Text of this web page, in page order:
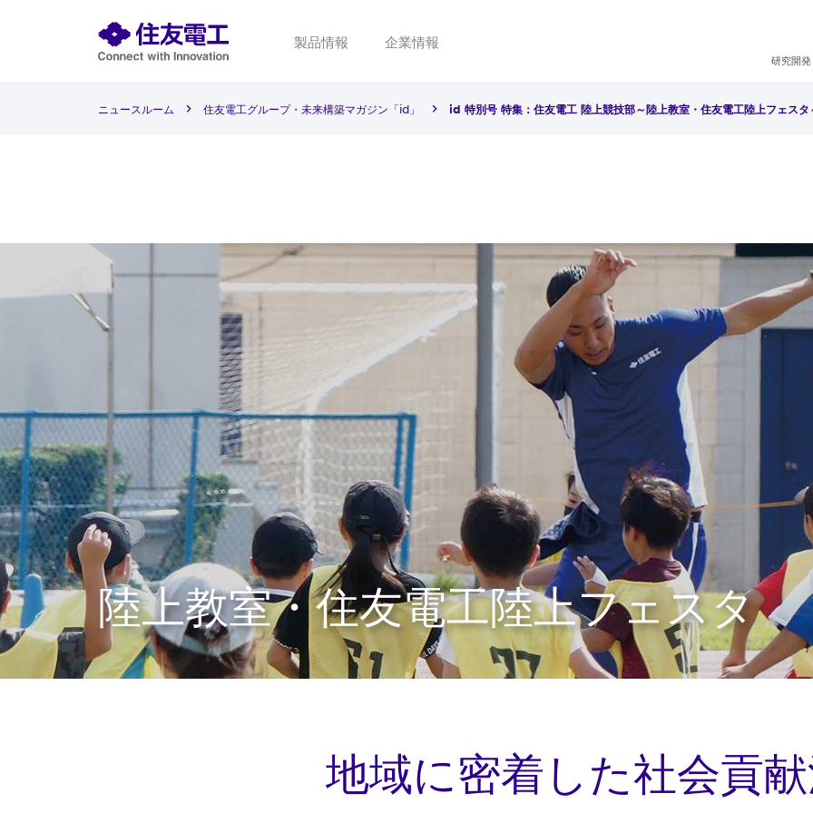
製品情報 企業情報
研究開発
ニュースルーム 住友電工グループ・未来構築マガジン「id」 id 特別号 特集：住友電工 陸上競技部～陸上教室・住友電工陸上フェスタ
陸上教室・住友電工陸上フェスタ
地域に密着した社会貢